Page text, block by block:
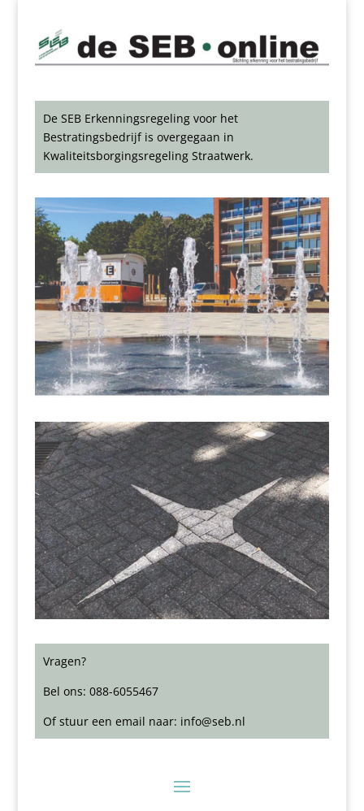
De SEB Erkenningsregeling voor het
Bestratingsbedrijf is overgegaan in
Kwaliteitsborgingsregeling Straatwerk.
Vragen?
Bel ons: 088-6055467
Of stuur een email naar: info@seb.nl